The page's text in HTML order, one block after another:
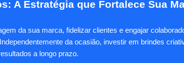
A Estratégia que Fortalece Sua
da sua marca, fidelizar clientes e engajar
da ocasião, investir em brindes
a longo prazo.